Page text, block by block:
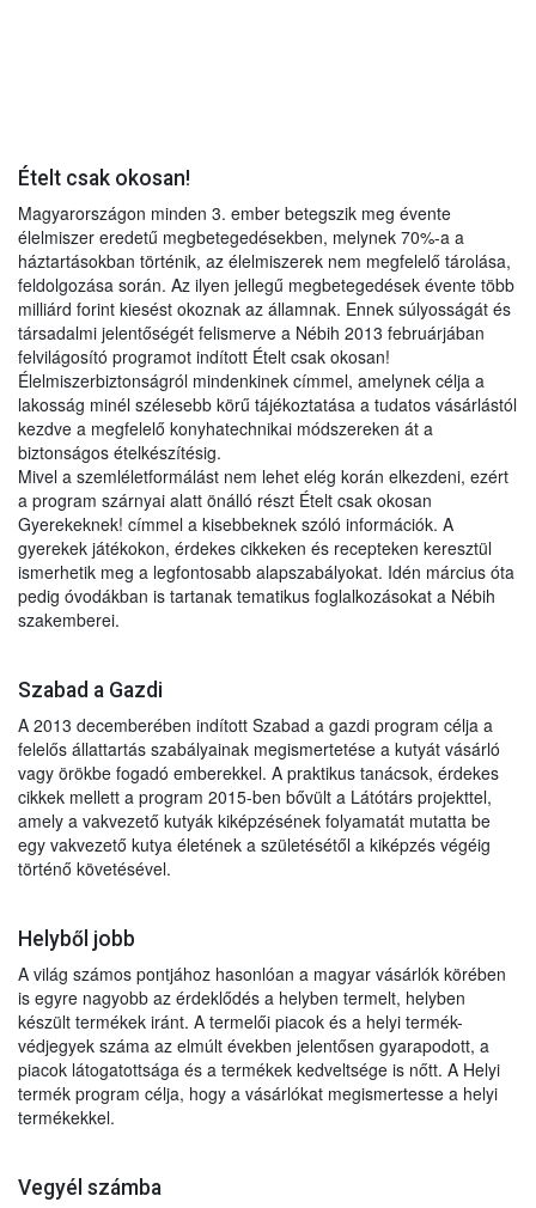
Ételt csak okosan!
Magyarországon minden 3. ember betegszik meg évente
élelmiszer eredetű megbetegedésekben, melynek 70%-a a
háztartásokban történik, az élelmiszerek nem megfelelő tárolása,
feldolgozása során. Az ilyen jellegű megbetegedések évente több
milliárd forint kiesést okoznak az államnak. Ennek súlyosságát és
társadalmi jelentőségét felismerve a Nébih 2013 februárjában
felvilágosító programot indított Ételt csak okosan!
Élelmiszerbiztonságról mindenkinek címmel, amelynek célja a
lakosság minél szélesebb körű tájékoztatása a tudatos vásárlástól
kezdve a megfelelő konyhatechnikai módszereken át a
biztonságos ételkészítésig.
Mivel a szemléletformálást nem lehet elég korán elkezdeni, ezért
a program szárnyai alatt önálló részt Ételt csak okosan
Gyerekeknek! címmel a kisebbeknek szóló információk. A
gyerekek játékokon, érdekes cikkeken és recepteken keresztül
ismerhetik meg a legfontosabb alapszabályokat. Idén március óta
pedig óvodákban is tartanak tematikus foglalkozásokat a Nébih
szakemberei.
Szabad a Gazdi
A 2013 decemberében indított Szabad a gazdi program célja a
felelős állattartás szabályainak megismertetése a kutyát vásárló
vagy örökbe fogadó emberekkel. A praktikus tanácsok, érdekes
cikkek mellett a program 2015-ben bővült a Látótárs projekttel,
amely a vakvezető kutyák kiképzésének folyamatát mutatta be
egy vakvezető kutya életének a születésétől a kiképzés végéig
történő követésével.
Helyből jobb
A világ számos pontjához hasonlóan a magyar vásárlók körében
is egyre nagyobb az érdeklődés a helyben termelt, helyben
készült termékek iránt. A termelői piacok és a helyi termék-
védjegyek száma az elmúlt években jelentősen gyarapodott, a
piacok látogatottsága és a termékek kedveltsége is nőtt. A Helyi
termék program célja, hogy a vásárlókat megismertesse a helyi
termékekkel.
Vegyél számba